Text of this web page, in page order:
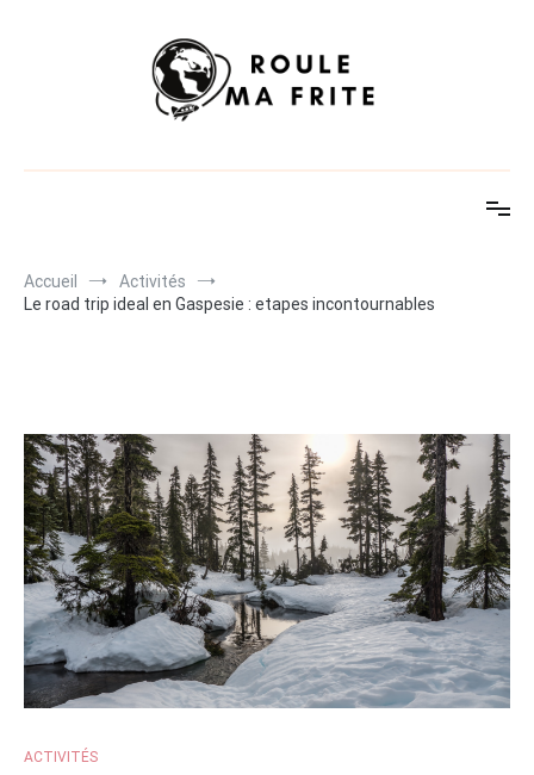
Accueil
Activités
Le road trip ideal en Gaspesie : etapes incontournables
ACTIVITÉS